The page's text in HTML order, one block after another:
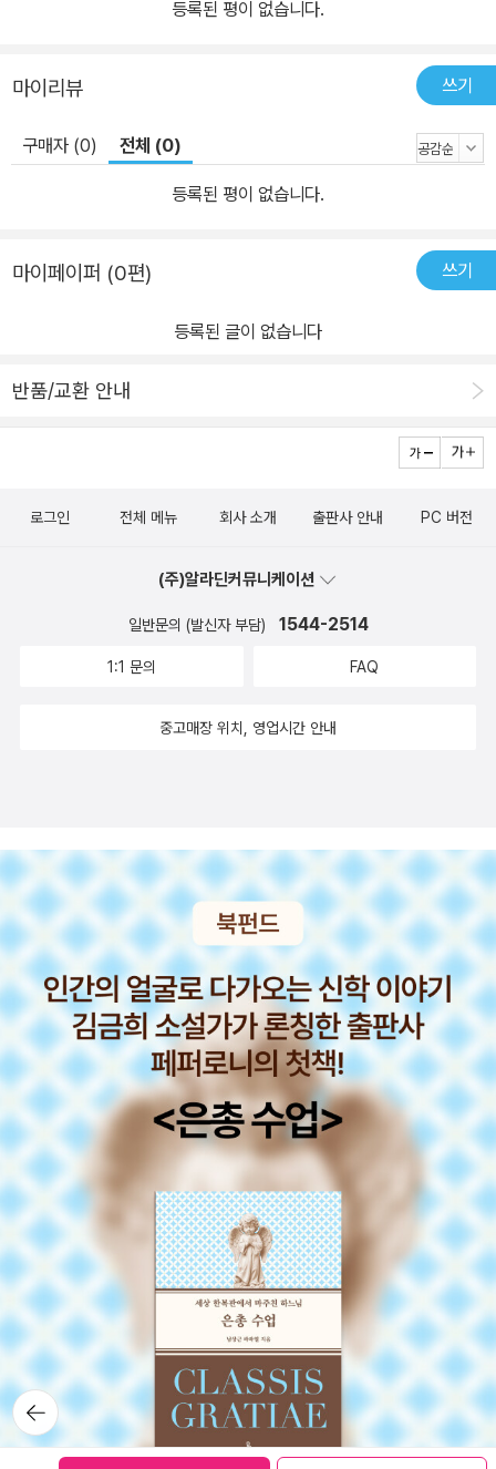
체적인 글쓰리로 한국의 모더니즘문학사를 개척했다고 평가받는다.
를 증언하는 염상섭의 단편 11편 수록. 망국의 지식인으로서 허무적
인 자기 진단과 구체적인 사회 인식, 해방 후와 전후 시기에 대한 사실
적 증언과 문제 제기를 담아냈다. 8) 젊은 느티나무 | 강신재 단편선
(이화여대 김미현 책임 편집) 1950~60년대를 대표하는 여성 작가
강신재의 중단편 10편 수록. 특유의 서정적인 문체와 관조적 시선, 탁
편선 (서원대 김외곤 책임 편집) 한국 현대사의 비극을 사실적으로 묘
사한 전후 작가 이범선의 대표작 14편 수록. 실향 문제와 이상향 동경
작까지 균형감 있게 수록했다. 10) 꺼삐딴 리 | 전광용 단편선 (세종
리얼리티를 ‘구도의 치밀성’과 ‘묘사의 정확성’을 통해 형상화한 작가
전광용의 대표 단편 15편 수록. 휴머니즘적 주제의식과 객관적이고
냉철한 묘사가 두드러진다. 11) 과도기 | 한설야 단편선 (한양대 서경
얼리즘을 추구한 작가 한설야의 문학적 특징이 잘 드러나는 단편 17
창작에 몰두한 작가의 열정을 살펴볼 수 있다. 12) 벙어리 삼룡이 | 나
도향 중단편선 (서강대 우찬제 책임 편집) 위험한 시대에 불안하게 살
향의 대표작 11편 수록. 초기 낭만주의 경향에서 사실주의의 변모 여
등록된 평이 없습니다.
마이리뷰 쓰기
구매자 (0) 전체 (0)
등록된 평이 없습니다.
마이페이퍼 (0편) 쓰기
등록된 글이 없습니다
반품/교환 안내
뒤로가
기
로그인 전체 메뉴 회사 소개 출판사 안내 PC 버전
(주)알라딘커뮤니케이션
일반문의 (발신자 부담) 1544-2514
1:1 문의 FAQ
중고매장 위치, 영업시간 안내